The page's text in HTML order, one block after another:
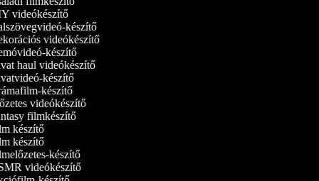
videókészítő
készítő
videókészítő
haul videókészítő
készítő
készítő
videókészítő
filmkészítő
készítő
készítő
készítő
videókészítő